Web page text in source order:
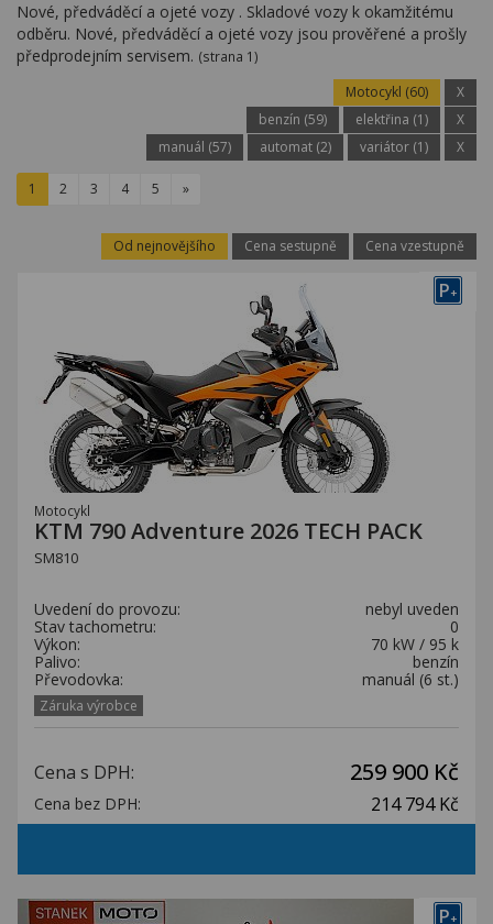
Nové, předváděcí a ojeté vozy . Skladové vozy k okamžitému
odběru. Nové, předváděcí a ojeté vozy jsou prověřené a prošly
předprodejním servisem. (strana 1)
Motocykl (60)
X
benzín (59)
elektřina (1)
X
manuál (57)
automat (2) variátor (1) X
1 2 3 4 5 »
Od nejnovějšího Cena sestupně Cena vzestupně
P+
Motocykl
KTM 790 Adventure 2026 TECH PACK
SM810
Uvedení do provozu:
nebyl uveden
Stav tachometru:
0
Výkon:
70 kW / 95 k
Palivo:
benzín
Převodovka:
manuál (6 st.)
Záruka výrobce
Cena s DPH: 259 900 Kč
Cena bez DPH: 214 794 Kč
P+